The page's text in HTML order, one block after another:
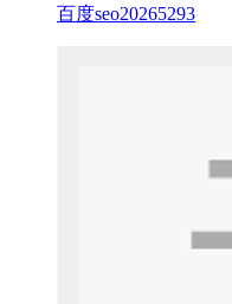
百度seo20265293